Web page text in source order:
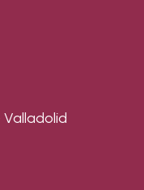
Valladolid